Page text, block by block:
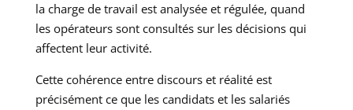
la charge de travail est analysée et régulée, quand
les opérateurs sont consultés sur les décisions qui
affectent leur activité.
Cette cohérence entre discours et réalité est
précisément ce que les candidats et les salariés